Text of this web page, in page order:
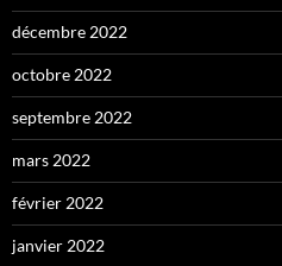
décembre 2022
octobre 2022
septembre 2022
mars 2022
février 2022
janvier 2022